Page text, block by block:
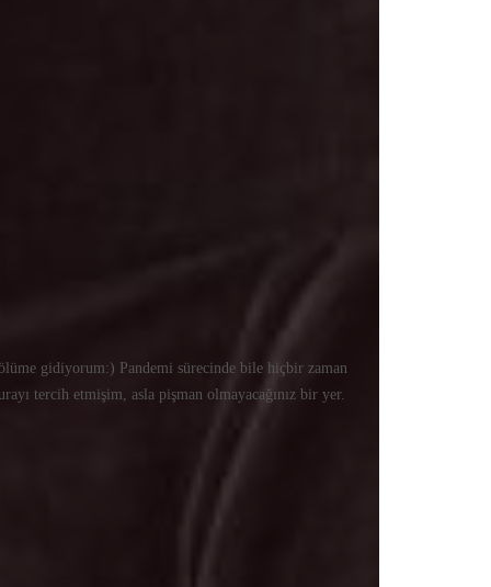
gidiyorum:) Pandemi sürecinde bile hiçbir zaman
tercih etmişim, asla pişman olmayacağınız bir yer.